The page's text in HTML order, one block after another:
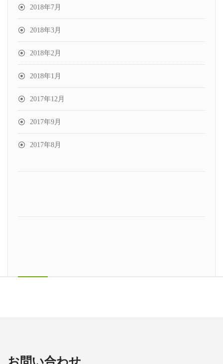
2018年7月
2018年3月
2018年2月
2018年1月
2017年12月
2017年9月
2017年8月